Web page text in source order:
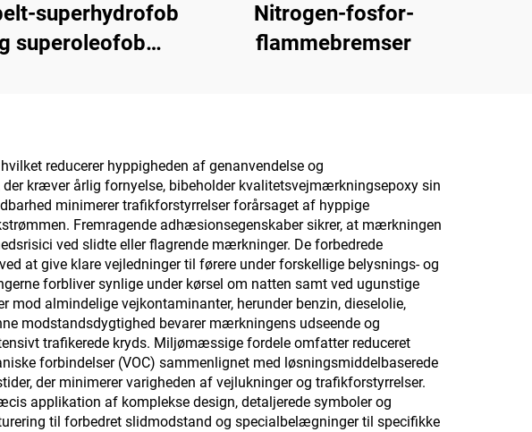
superhydrofob
superoleofob
i andre scenarier,
hydrofobe og
egenskaber
kræves
Nitrogen-fosfor-
flammebremser
reducerer hyppigheden af genanvendelse og
kræver årlig fornyelse, bibeholder kvalitetsvejmærkningsepoxy sin
minimerer trafikforstyrrelser forårsaget af hyppige
Fremragende adhæsionsegenskaber sikrer, at mærkningen
ved slidte eller flagrende mærkninger. De forbedrede
at give klare vejledninger til førere under forskellige belysnings- og
forbliver synlige under kørsel om natten samt ved ugunstige
almindelige vejkontaminanter, herunder benzin, dieselolie,
modstandsdygtighed bevarer mærkningens udseende og
trafikerede kryds. Miljømæssige fordele omfatter reduceret
forbindelser (VOC) sammenlignet med løsningsmiddelbaserede
der minimerer varigheden af vejlukninger og trafikforstyrrelser.
applikation af komplekse design, detaljerede symboler og
til forbedret slidmodstand og specialbelægninger til specifikke